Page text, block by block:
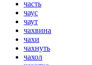
часть
чаус
чаут
чахвина
чахи
чахнуть
чахол